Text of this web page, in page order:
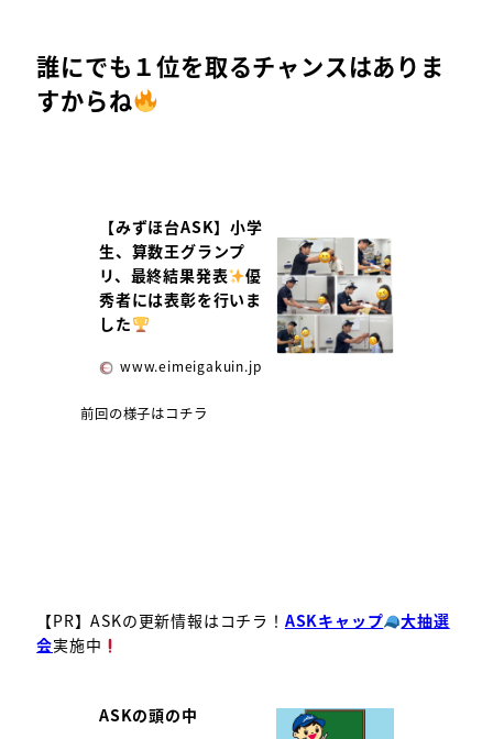
誰にでも１位を取るチャンスはありま
すからね
【みずほ台ASK】小学
生、算数王グランプ
リ、最終結果発表
️
秀者には表彰を行いま
した
www.eimeigakuin.jp
前回の様子はコチラ
【PR】ASKの更新情報はコチラ！ ASKキャップ
大抽選
会実施中
ASKの頭の中